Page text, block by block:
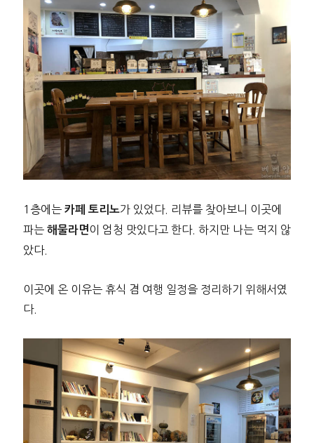
1층에는 카페 토리노가 있었다. 리뷰를 찾아보니 이곳에
파는 해물라면 이 엄청 맛있다고 한다. 하지만 나는 먹지 않
았다.
이곳에 온 이유는 휴식 겸 여행 일정을 정리하기 위해서였
다.